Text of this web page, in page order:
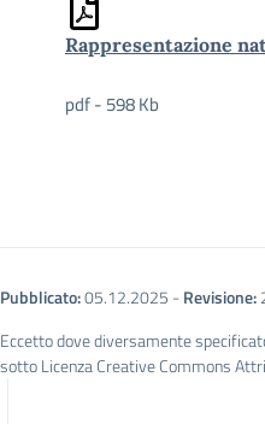
Rappresentazione
pdf - 598 Kb
Pubblicato:05.12.2025 -Revisione:
Eccetto dove diversamente
sotto Licenza Creative Commons